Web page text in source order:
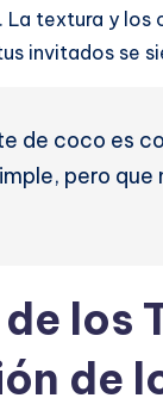
textura y los
invitados se
de coco es
pero
los
de